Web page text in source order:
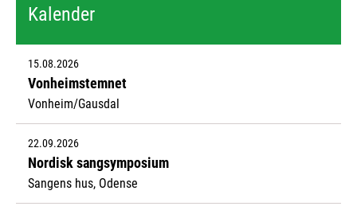
Kalender
15.08.2026
Vonheimstemnet
Vonheim/Gausdal
22.09.2026
Nordisk sangsymposium
Sangens hus, Odense